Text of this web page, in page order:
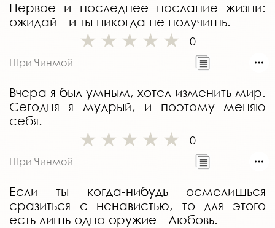
Первое и последнее послание жизни:
ожидай - и ты никогда не получишь.
0
Шри Чинмой
Вчера я был умным, хотел изменить мир.
Сегодня я мудрый, и поэтому меняю
себя.
0
Шри Чинмой
Если ты когда-нибудь осмелишься
сразиться с ненавистью, то для этого
есть лишь одно оружие - Любовь.